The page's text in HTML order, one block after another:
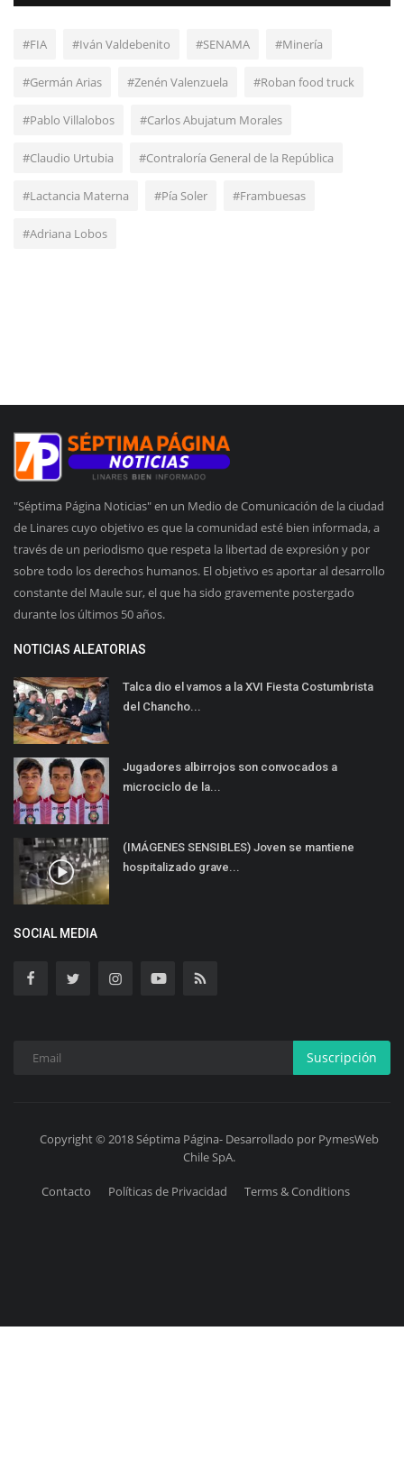
#FIA #Iván Valdebenito #SENAMA #Minería
#Germán Arias #Zenén Valenzuela #Roban food truck
#Pablo Villalobos #Carlos Abujatum Morales
#Claudio Urtubia #Contraloría General de la República
#Lactancia Materna #Pía Soler #Frambuesas
#Adriana Lobos
"Séptima Página Noticias" en un Medio de Comunicación de la ciudad
de Linares cuyo objetivo es que la comunidad esté bien informada, a
través de un periodismo que respeta la libertad de expresión y por
sobre todo los derechos humanos. El objetivo es aportar al desarrollo
constante del Maule sur, el que ha sido gravemente postergado
durante los últimos 50 años.
NOTICIAS ALEATORIAS
Talca dio el vamos a la XVI Fiesta Costumbrista
del Chancho...
Jugadores albirrojos son convocados a
microciclo de la...
(IMÁGENES SENSIBLES) Joven se mantiene
hospitalizado grave...
SOCIAL MEDIA
Suscripción
Copyright © 2018 Séptima Página- Desarrollado por PymesWeb
Chile SpA.
Contacto Políticas de Privacidad Terms & Conditions